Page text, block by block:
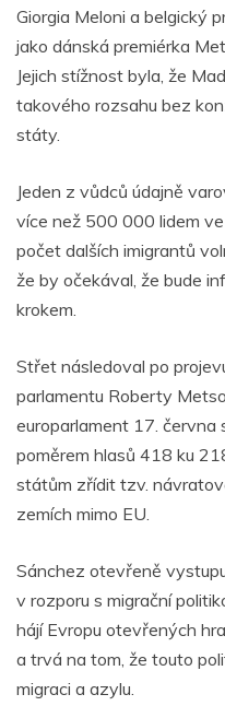
Giorgia Meloni a belgický
jako dánská premiérka
Jejich stížnost byla, že
takového rozsahu bez
státy.
Jeden z vůdců údajně
více než 500 000 lidem
počet dalších imigrantů
že by očekával, že bude
krokem.
Střet následoval po
parlamentu Roberty
europarlament 17. června
poměrem hlasů 418 ku
státům zřídit tzv.
zemích mimo EU.
Sánchez otevřeně
v rozporu s migrační
hájí Evropu otevřených
a trvá na tom, že touto
migraci a azylu.